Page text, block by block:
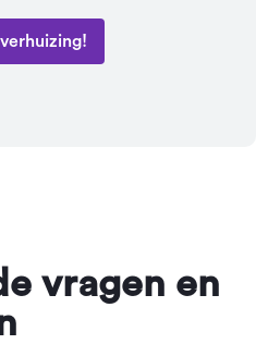
vragen en